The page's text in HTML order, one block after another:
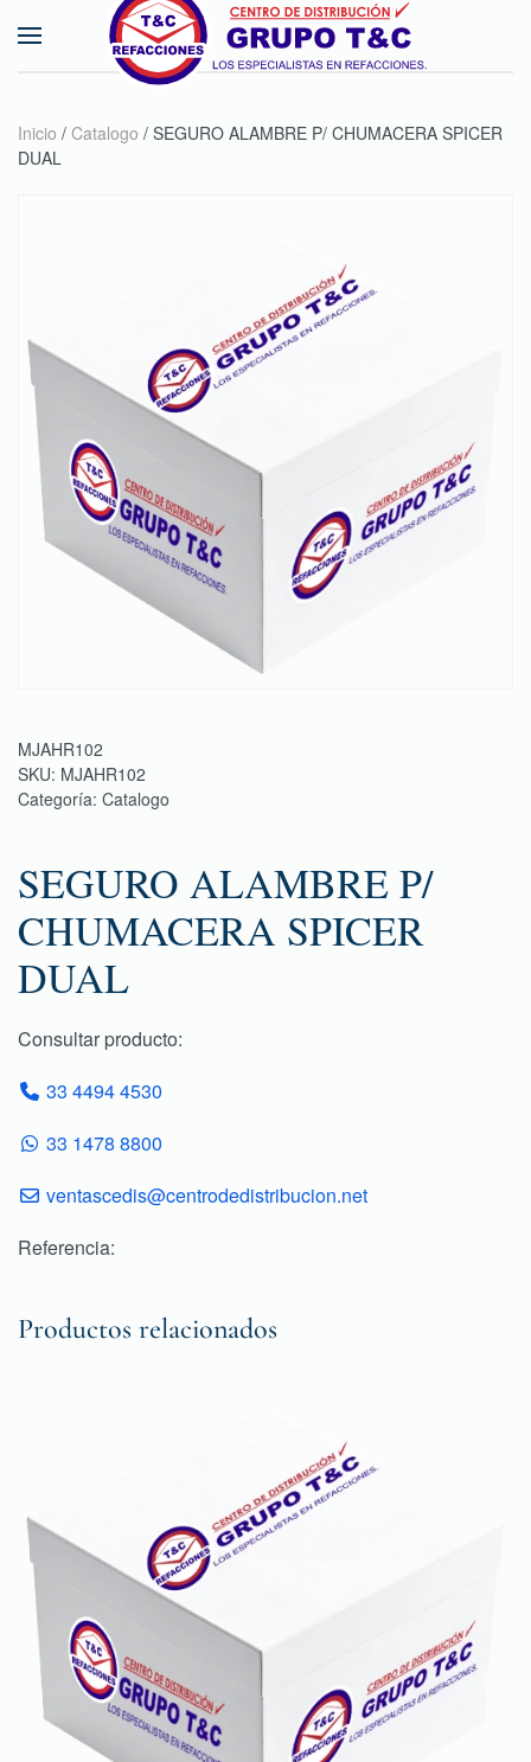
Skip to main content
Inicio / Catalogo / SEGURO ALAMBRE P/ CHUMACERA SPICER
DUAL
MJAHR102
SKU: MJAHR102
Categoría: Catalogo
SEGURO ALAMBRE P/
CHUMACERA SPICER
DUAL
Consultar producto:
33 4494 4530
33 1478 8800
ventascedis@centrodedistribucion.net
Referencia:
Productos relacionados